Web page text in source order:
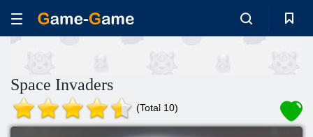
Space Invaders
(Total 10)